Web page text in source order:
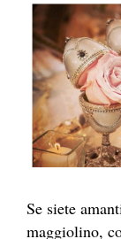
Se siete
maggiolino,